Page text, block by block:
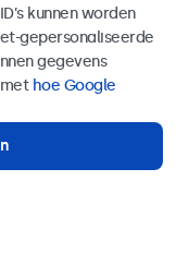
In winkelwagen
kunnen worden
gepersonaliseerde
gegevens
hoe Google